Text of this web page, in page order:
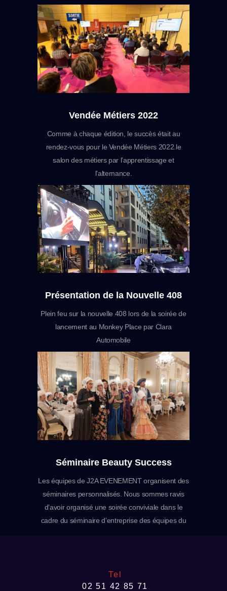
Vendée Métiers 2022
Comme à chaque édition, le succès était au
rendez-vous pour le Vendée Métiers 2022.le
salon des métiers par l’apprentissage et
l’alternance.
Présentation de la Nouvelle 408
Plein feu sur la nouvelle 408 lors de la soirée de
lancement au Monkey Place par Clara
Automobile
Séminaire Beauty Success
Les équipes de J2A EVENEMENT organisent des
séminaires personnalisés. Nous sommes ravis
d’avoir organisé une soirée conviviale dans le
cadre du séminaire d’entreprise des équipes du
de renforcer les liens entre collaborateurs et de
travailler sur de…
Tel
02 51 42 85 71